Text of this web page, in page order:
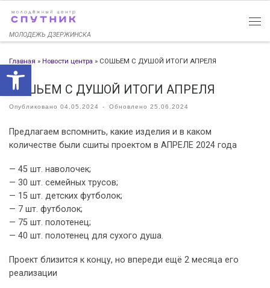
Открыть панель
Перейти к содержимому
МОЛОДЕЖЬ ДЗЕРЖИНСКА
Главная » Новости центра » СОШЬЕМ С ДУШОЙ ИТОГИ АПРЕЛЯ
СОШЬЕМ С ДУШОЙ ИТОГИ АПРЕЛЯ
Опубликовано 04.05.2024 - Обновлено 25.06.2024
Предлагаем вспомнить, какие изделия и в каком
количестве были сшиты проектом в АПРЕЛЕ 2024 года
— 45 шт. наволочек;
— 30 шт. семейных трусов;
— 15 шт. детских футболок;
— 7 шт. футболок;
— 75 шт. полотенец;
— 40 шт. полотенец для сухого душа.
Проект близится к концу, но впереди ещё 2 месяца его
реализации